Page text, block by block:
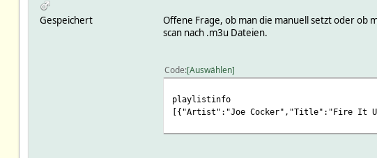
Gespeichert
Offene Frage, ob man die manuell setzt oder ob
scan nach .m3u Dateien.
Code Auswählen
playlistinfo
[{"Artist":"Joe Cocker","Title":"Fire It